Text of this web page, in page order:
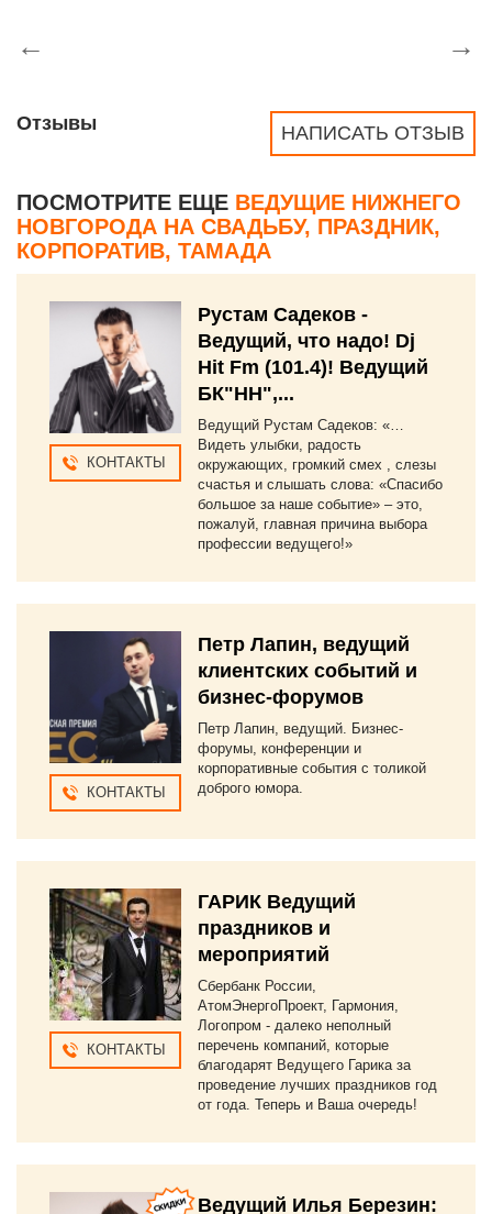
← →
НАПИСАТЬ ОТЗЫВ
Отзывы
ПОСМОТРИТЕ ЕЩЕ ВЕДУЩИЕ НИЖНЕГО
НОВГОРОДА НА СВАДЬБУ, ПРАЗДНИК,
КОРПОРАТИВ, ТАМАДА
КОНТАКТЫ
Рустам Садеков -
Ведущий, что надо! Dj
Hit Fm (101.4)! Ведущий
БК"НН",...
Ведущий Рустам Садеков: «…
Видеть улыбки, радость
окружающих, громкий смех , слезы
счастья и слышать слова: «Спасибо
большое за наше событие» – это,
пожалуй, главная причина выбора
профессии ведущего!»
КОНТАКТЫ
Петр Лапин, ведущий
клиентских событий и
бизнес-форумов
Петр Лапин, ведущий. Бизнес-
форумы, конференции и
корпоративные события с толикой
доброго юмора.
КОНТАКТЫ
ГАРИК Ведущий
праздников и
мероприятий
Сбербанк России,
АтомЭнергоПроект, Гармония,
Логопром - далеко неполный
перечень компаний, которые
благодарят Ведущего Гарика за
проведение лучших праздников год
от года. Теперь и Ваша очередь!
Ведущий Илья Березин: